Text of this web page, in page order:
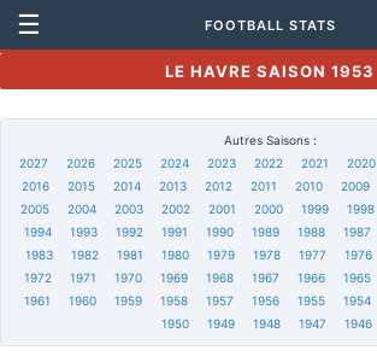
☰ FOOTBALL STATS
LE HAVRE SAISON 1953
Autres Saisons :
2027
2026 2025 2024 2023 2022 2021 2020
2016
2015 2014 2013 2012 2011 2010 2009
2005
2004 2003 2002 2001 2000 1999 1998
1994
1993 1992 1991 1990 1989 1988 1987
1983
1982 1981 1980 1979 1978 1977 1976
1972
1971 1970 1969 1968 1967 1966 1965
1961
1960 1959 1958 1957 1956 1955 1954
1950
1949 1948 1947 1946